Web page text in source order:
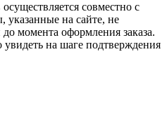
совместно с
указанные на сайте, не
момента оформления заказа.
на шаге подтверждения